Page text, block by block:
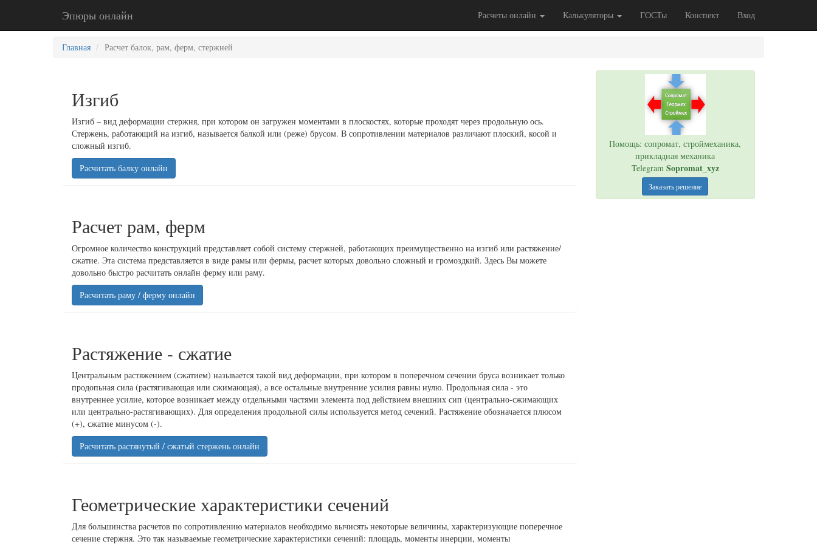
Эпюры онлайн Расчеты онлайн Калькуляторы ГОСТы Конспект Вход
Главная Расчет балок, рам, ферм, стержней
Изгиб
Изгиб – вид деформации стержня, при котором он загружен моментами в плоскостях, которые проходят через продольную ось.
Стержень, работающий на изгиб, называется балкой или (реже) брусом. В сопротивлении материалов различают плоский, косой и
сложный изгиб.
Расчитать балку онлайн
Расчет рам, ферм
Огромное количество конструкций представляет собой систему стержней, работающих преимущественно на изгиб или растяжение/
сжатие. Эта система представляется в виде рамы или фермы, расчет которых довольно сложный и громоздкий. Здесь Вы можете
довольно быстро расчитать онлайн ферму или раму.
Расчитать раму / ферму онлайн
Растяжение - сжатие
Центральным растяжением (сжатием) называется такой вид деформации, при котором в поперечном сечении бруса возникает только
продопьная сила (растягивающая или сжимающая), а все остальные внутренние усилия равны нулю. Продольная сила - это
внутреннее усилие, которое возникает между отдельными частями элемента под действием внешних сип (центрально-сжимающих
или центрально-растягивающих). Для определения продольной силы используется метод сечений. Растяжение обозначается плюсом
(+), сжатие минусом (-).
Расчитать растянутый / сжатый стержень онлайн
Геометрические характеристики сечений
Для большинства расчетов по сопротивлению материалов необходимо вычисять некоторые величины, характеризующие поперечное
сечение стержня. Это так называемые геометрические характеристики сечений: площадь, моменты инерции, моменты
Помощь: сопромат, строймеханика,
прикладная механика
Telegram Sopromat_xyz
Заказать решение